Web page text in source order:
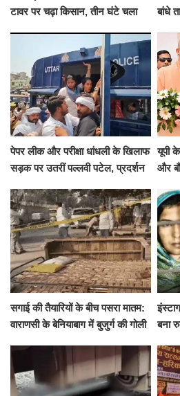
टावर पर चढ़ा किसान, तीन घंटे चला
बांधे
पेपर लीक और परीक्षा धांधली के खिलाफ
सड़क पर उतरीं पल्लवी पटेल, प्रदर्शन
यूपी
और
सगाई की तैयारियों के बीच पसरा मातम:
वाराणसी के बेनियाबाग में बुजुर्ग की गोली
बना
के